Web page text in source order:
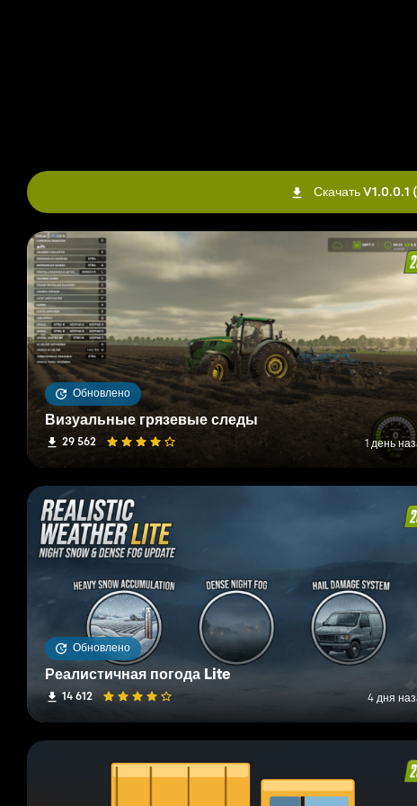
В зависимости от скорости столкновения сильные удары могут
аварии и сильные удары распознаются более четко, а при
Система разработана таким образом, чтобы более тесно
полагаться исключительно на регулярный износ и техническое
Скачать V1.0.0.1
Обновлено
Визуальные грязевые следы
29 562 1 день
Обновлено
Реалистичная погода Lite
14 612 4 дня